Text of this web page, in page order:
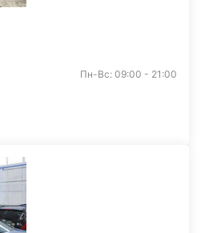
Пн-Вс: 09:00 - 21:00